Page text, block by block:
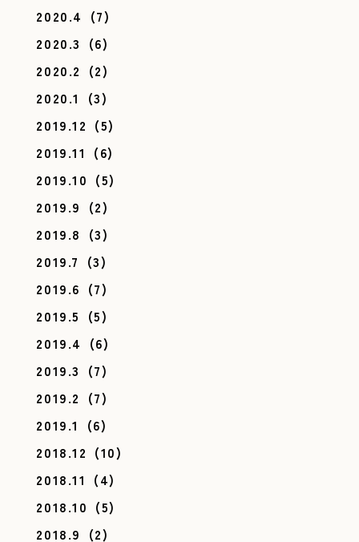
2020.4 (7)
2020.3 (6)
2020.2 (2)
2020.1
(3)
2019.12 (5)
2019.11 (6)
2019.10 (5)
2019.9 (2)
2019.8 (3)
2019.7 (3)
2019.6 (7)
2019.5 (5)
2019.4 (6)
2019.3 (7)
2019.2 (7)
2019.1
(6)
2018.12 (10)
2018.11 (4)
2018.10 (5)
2018.9 (2)